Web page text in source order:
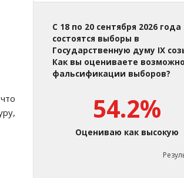
что
С 18 по 20 сентября 2026 года
состоятся выборы в
Государственную думу IX
Как вы оцениваете
фальсификации выборов?
54.2%
Оцениваю как высокую